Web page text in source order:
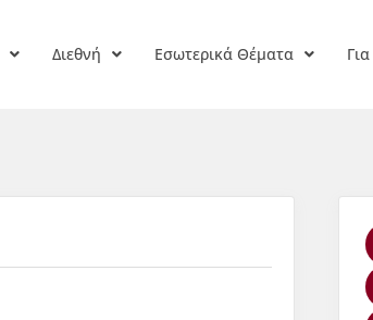
Διεθνή Εσωτερικά Θέματα